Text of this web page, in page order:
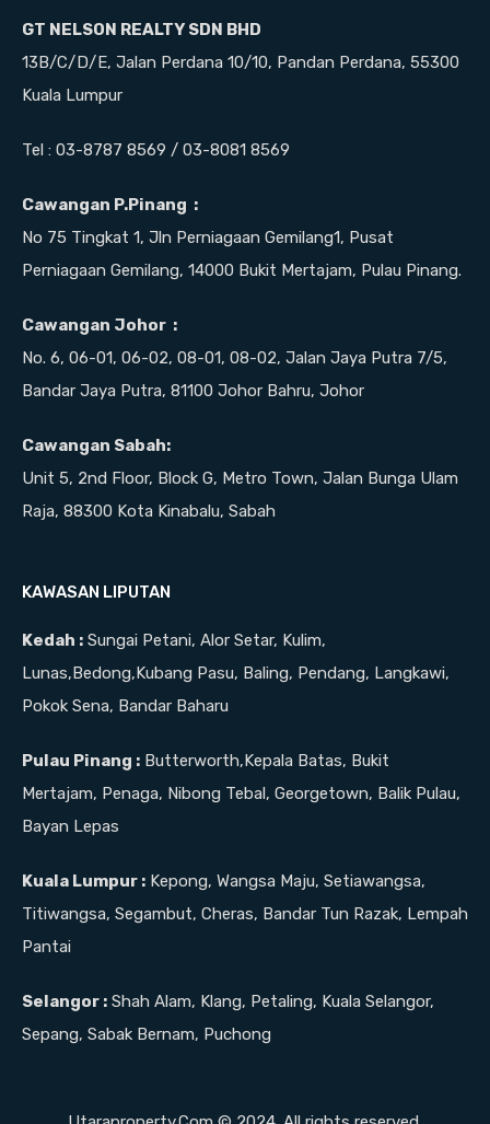
GT NELSON REALTY SDN BHD
13B/C/D/E, Jalan Perdana 10/10, Pandan Perdana, 55300
Kuala Lumpur
Tel : 03-8787 8569 / 03-8081 8569
Cawangan P.Pinang :
No 75 Tingkat 1, Jln Perniagaan Gemilang1, Pusat
Perniagaan Gemilang, 14000 Bukit Mertajam, Pulau Pinang.
Cawangan Johor :
No. 6, 06-01, 06-02, 08-01, 08-02, Jalan Jaya Putra 7/5,
Bandar Jaya Putra, 81100 Johor Bahru, Johor
Cawangan Sabah:
Unit 5, 2nd Floor, Block G, Metro Town, Jalan Bunga Ulam
Raja, 88300 Kota Kinabalu, Sabah
KAWASAN LIPUTAN
Kedah : Sungai Petani, Alor Setar, Kulim,
Lunas,Bedong,Kubang Pasu, Baling, Pendang, Langkawi,
Pokok Sena, Bandar Baharu
Pulau Pinang : Butterworth,Kepala Batas, Bukit
Mertajam, Penaga, Nibong Tebal, Georgetown, Balik Pulau,
Bayan Lepas
Kuala Lumpur : Kepong, Wangsa Maju, Setiawangsa,
Titiwangsa, Segambut, Cheras, Bandar Tun Razak, Lempah
Pantai
Selangor : Shah Alam, Klang, Petaling, Kuala Selangor,
Sepang, Sabak Bernam, Puchong